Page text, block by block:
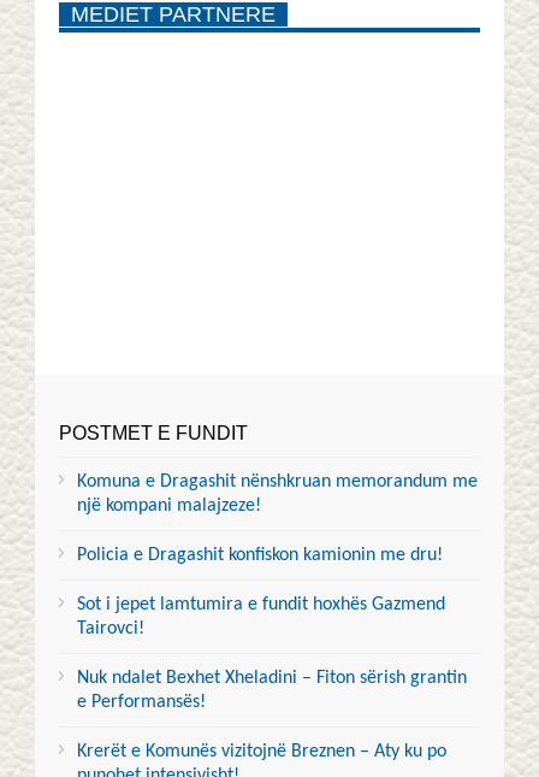
MEDIET PARTNERE
POSTMET E FUNDIT
Komuna e Dragashit nënshkruan memorandum me
një kompani malajzeze!
Policia e Dragashit konfiskon kamionin me dru!
Sot i jepet lamtumira e fundit hoxhës Gazmend
Tairovci!
Nuk ndalet Bexhet Xheladini – Fiton sërish grantin
e Performansës!
Krerët e Komunës vizitojnë Breznen – Aty ku po